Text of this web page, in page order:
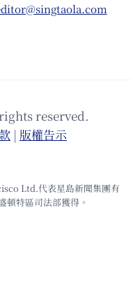
reserved.
| 版權告⽰
Ltd.代表星島新聞集團有
頓特區司法部獲得。